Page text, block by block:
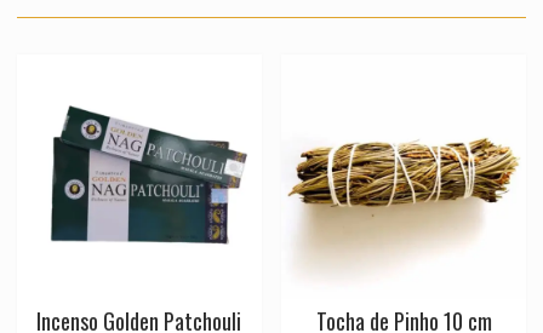
Incenso Golden Patchouli Tocha de Pinho 10 cm